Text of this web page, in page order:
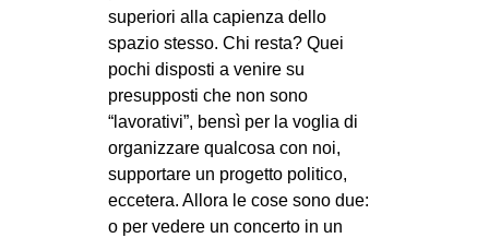
superiori alla capienza dello
spazio stesso. Chi resta? Quei
pochi disposti a venire su
presupposti che non sono
“lavorativi”, bensì per la voglia di
organizzare qualcosa con noi,
supportare un progetto politico,
eccetera. Allora le cose sono due:
o per vedere un concerto in un